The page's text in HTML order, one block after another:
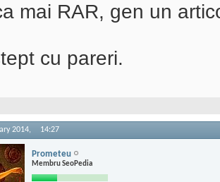
mai RAR, gen un
cu pareri.
2014, 14:27
Prometeu
Membru SeoPedia